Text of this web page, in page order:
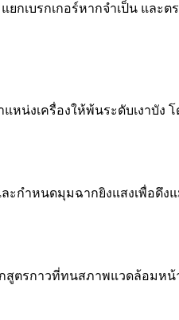
กเบรกเกอร์หากจำเป็น และ
หน่งเครื่องให้พ้นระดับเงาบัง
ละกำหนดมุมฉากยิงแสงเพื่อดึ
ตรกาวที่ทนสภาพแวดล้อมหน้